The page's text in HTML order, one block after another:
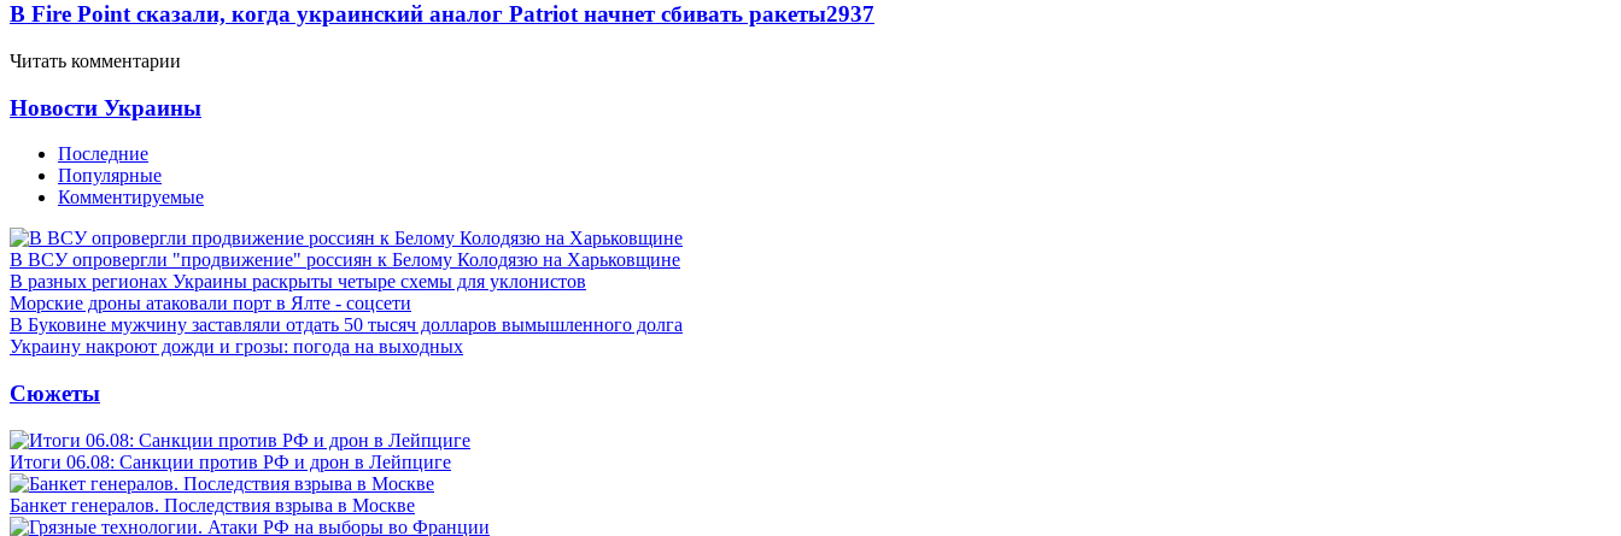
В Fire Point сказали, когда украинский аналог Patriot начнет сбивать ракеты2937
Читать комментарии
Новости Украины
Последние
Популярные
Комментируемые
В ВСУ опровергли "продвижение" россиян к Белому Колодязю на Харьковщине
В разных регионах Украины раскрыты четыре схемы для уклонистов
Морские дроны атаковали порт в Ялте - соцсети
В Буковине мужчину заставляли отдать 50 тысяч долларов вымышленного долга
Украину накроют дожди и грозы: погода на выходных
Сюжеты
Итоги 06.08: Санкции против РФ и дрон в Лейпциге
Банкет генералов. Последствия взрыва в Москве